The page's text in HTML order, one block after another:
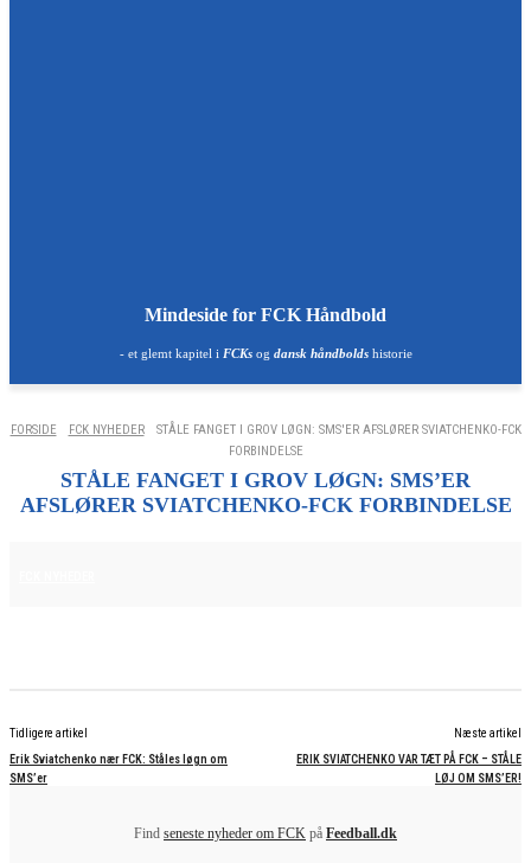
Mindeside for FCK Håndbold
- et glemt kapitel i FCKsog dansk håndboldshistorie
FORSIDE FCK NYHEDER
STÅLE FANGET I GROV LØGN: SMS'ER AFSLØRER SVIATCHENKO-FCK
FORBINDELSE
STÅLE FANGET I GROV LØGN: SMS’ER
AFSLØRER SVIATCHENKO-FCK FORBINDELSE
Tidligere artikel
Erik Sviatchenko nær FCK: Ståles løgn om
SMS’er
Næste artikel
ERIK SVIATCHENKO VAR TÆT PÅ FCK – STÅLE
LØJ OM SMS’ER!
Find seneste nyheder om FCK på Feedball.dk